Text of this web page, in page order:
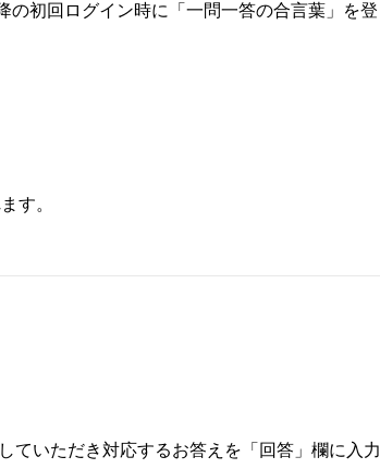
の初回ログイン時に「一問一答の合言葉」を登
す。
ていただき対応するお答えを「回答」欄に入力